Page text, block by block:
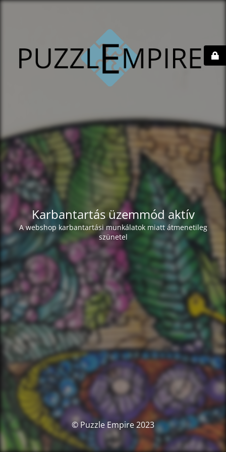
Karbantartás üzemmód aktív
A webshop karbantartási munkálatok miatt átmenetileg
szünetel
© Puzzle Empire 2023